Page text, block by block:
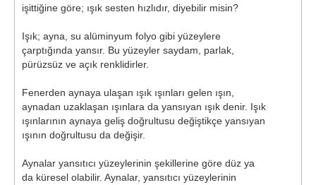
işittiğine göre; ışık sesten hızlıdır, diyebilir misin?
Işık; ayna, su alüminyum folyo gibi yüzeylere
çarptığında yansır. Bu yüzeyler saydam, parlak,
pürüzsüz ve açık renklidirler.
Fenerden aynaya ulaşan ışık ışınları gelen ışın,
aynadan uzaklaşan ışınlara da yansıyan ışık denir. Işık
ışınlarının aynaya geliş doğrultusu değiştikçe yansıyan
ışının doğrultusu da değişir.
Aynalar yansıtıcı yüzeylerinin şekillerine göre düz ya
da küresel olabilir. Aynalar, yansıtıcı yüzeylerinin